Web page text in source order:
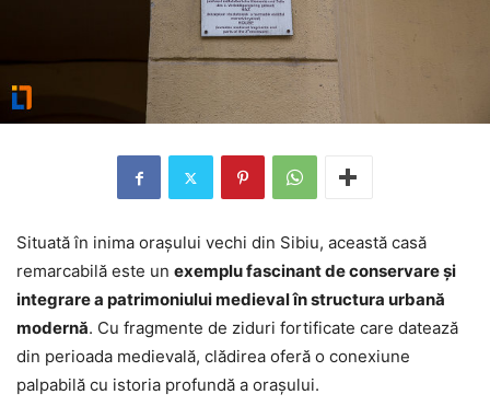
Situată în inima orașului vechi din Sibiu, această casă
remarcabilă este un exemplu fascinant de conservare și
integrare a patrimoniului medieval în structura urbană
modernă. Cu fragmente de ziduri fortificate care datează
din perioada medievală, clădirea oferă o conexiune
palpabilă cu istoria profundă a orașului.